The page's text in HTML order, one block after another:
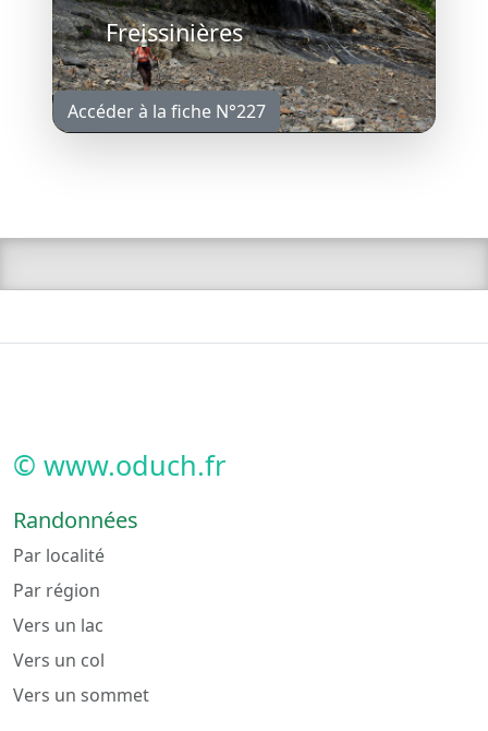
Freissinières
Accéder à la fiche N°227
© www.oduch.fr
Randonnées
Par localité
Par région
Vers un lac
Vers un col
Vers un sommet